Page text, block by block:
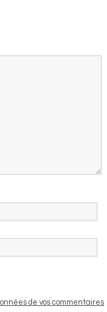
de vos commentaires